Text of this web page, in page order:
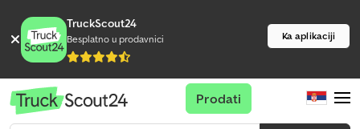
TruckScout24
Besplatno u prodavnici Ka aplikaciji
Prodati